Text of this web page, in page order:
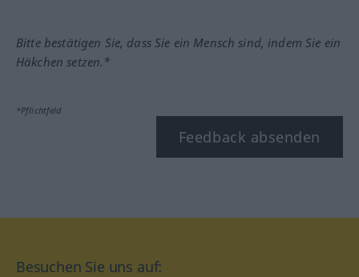
Bitte bestätigen Sie, dass Sie ein Mensch sind, indem Sie ein
Häkchen setzen.*
*Pflichtfeld
Feedback absenden
Besuchen Sie uns auf: